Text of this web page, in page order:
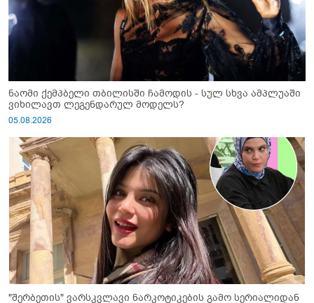
ნაომი ქემპბელი თბილისში ჩამოდის - სულ სხვა ამპლუაში
ვიხილავთ ლეგენდარულ მოდელს?
05.08.2026
"შერბეთის" ვარსკვლავი ნარკოტიკების გამო სერიალიდან